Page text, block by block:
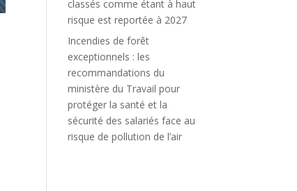
classés comme étant à haut
risque est reportée à 2027
Incendies de forêt
exceptionnels : les
recommandations du
ministère du Travail pour
protéger la santé et la
sécurité des salariés face au
risque de pollution de l’air